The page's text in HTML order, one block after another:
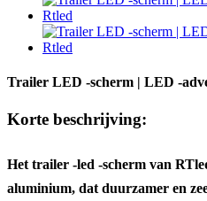
Trailer LED -scherm | LED -
Korte beschrijving:
Het trailer -led -scherm van
aluminium, dat duurzamer en